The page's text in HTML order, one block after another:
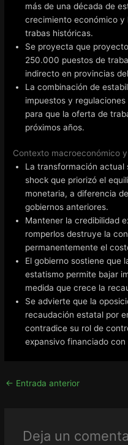
más de una década de
crecimiento económico y
trabas históricas.
Se proyecta que
250.000 puestos de
indirecto en provincias
La combinación de
impuestos y
para que la oferta de
próximos años.
Contexto macroeconómico
La transformación actual
shock que priorizó el
monetaria, a diferencia
gobiernos anteriores.
Mantener la credibilidad
romperlos destruye la
permanentemente el
El gobierno sostiene que
estatismo permite bajar
medida que crece la
Se advierte que la
recaudación estatal por
contradice su rol de
expansivo financiado con
← Entrada anterior
Deja un